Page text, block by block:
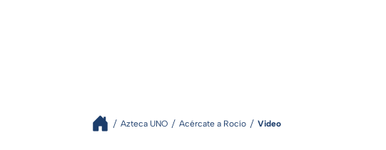
Azteca UNO Acércate a Rocío Video